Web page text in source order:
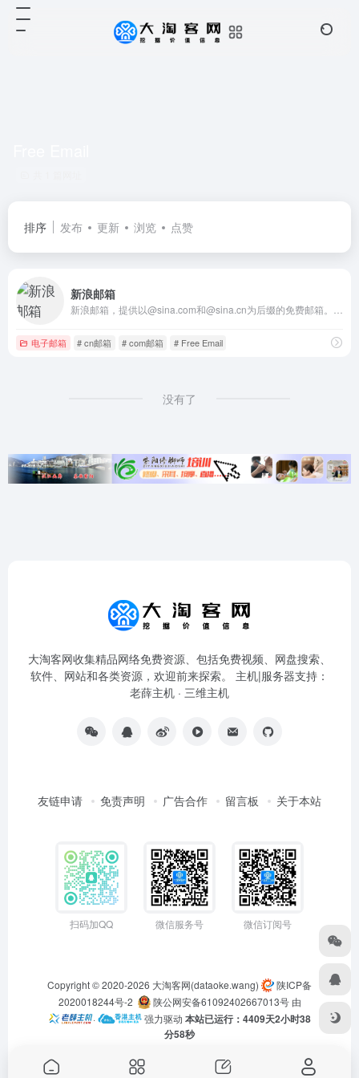
排序 发布 更新 浏览 点赞
新浪邮箱
电子邮箱 # cn邮箱 # com邮箱 # Free Email
没有了
大淘客网收集精品网络免费资源、包括免费视频、网盘搜索、
软件、网站和各类资源，欢迎前来探索。 主机|服务器支持：
老薛主机 · 三维主机
友链申请 免责声明 广告合作 留言板 关于本站
扫码加QQ 微信服务号 微信订阅号
Copyright © 2020-2026 大淘客网(dataoke.wang)
陕ICP备
2020018244号-2
陕公网安备61092402667013号由
·
强力驱动 本站已运行：4409天2小时38
分58秒